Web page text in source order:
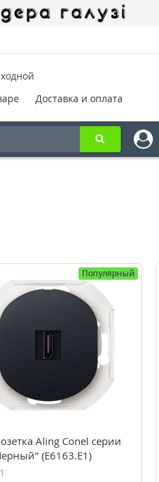
Доставка и оплата
Популярный
Aling Conel серии
(E6163.E1)